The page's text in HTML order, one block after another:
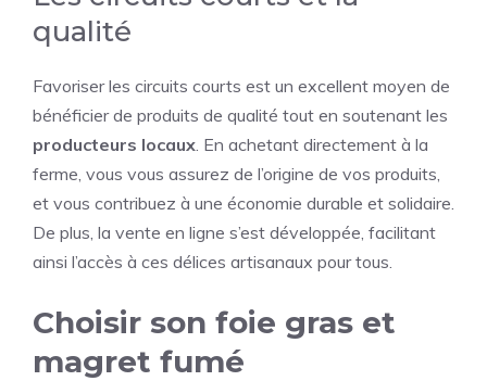
qualité
Favoriser les circuits courts est un excellent moyen de
bénéficier de produits de qualité tout en soutenant les
producteurs locaux . En achetant directement à la
ferme, vous vous assurez de l’origine de vos produits,
et vous contribuez à une économie durable et solidaire.
De plus, la vente en ligne s’est développée, facilitant
ainsi l’accès à ces délices artisanaux pour tous.
Choisir son foie gras et
magret fumé